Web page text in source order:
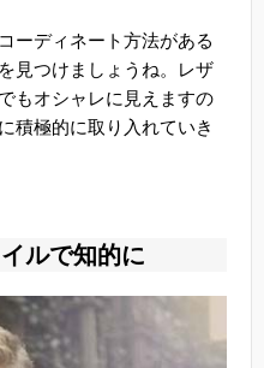
ーディネート方法がある
見つけましょうね。レザ
もオシャレに見えますの
積極的に取り入れていき
ルで知的に